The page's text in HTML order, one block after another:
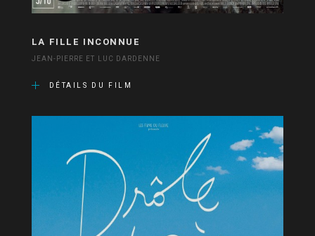
LA FILLE INCONNUE
JEAN-PIERRE ET LUC DARDENNE
DÉTAILS DU FILM